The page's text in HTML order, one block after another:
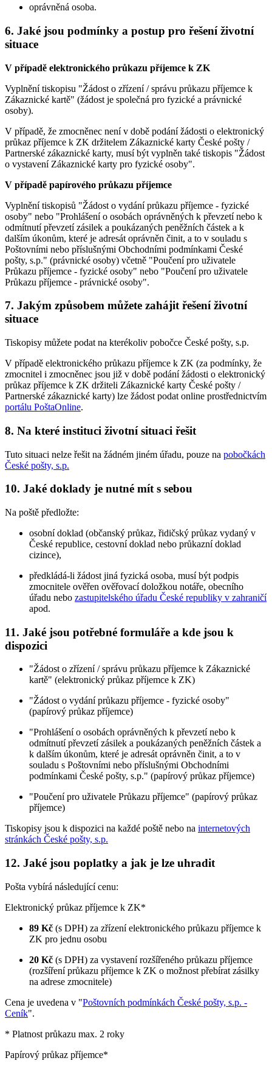
oprávněná osoba.
6. Jaké jsou podmínky a postup pro řešení životní
situace
V případě elektronického průkazu příjemce k ZK
Vyplnění tiskopisu "Žádost o zřízení / správu průkazu příjemce k
Zákaznické kartě" (žádost je společná pro fyzické a právnické
osoby).
V případě, že zmocněnec není v době podání žádosti o elektronický
průkaz příjemce k ZK držitelem Zákaznické karty České pošty /
Partnerské zákaznické karty, musí být vyplněn také tiskopis "Žádost
o vystavení Zákaznické karty pro fyzické osoby".
V případě papírového průkazu příjemce
Vyplnění tiskopisů "Žádost o vydání průkazu příjemce - fyzické
osoby" nebo "Prohlášení o osobách oprávněných k převzetí nebo k
odmítnutí převzetí zásilek a poukázaných peněžních částek a k
dalším úkonům, které je adresát oprávněn činit, a to v souladu s
Poštovními nebo příslušnými Obchodními podmínkami České
pošty, s.p." (právnické osoby) včetně "Poučení pro uživatele
Průkazu příjemce - fyzické osoby" nebo "Poučení pro uživatele
Průkazu příjemce - právnické osoby".
7. Jakým způsobem můžete zahájit řešení životní
situace
Tiskopisy můžete podat na kterékoliv pobočce České pošty, s.p.
V případě elektronického průkazu příjemce k ZK (za podmínky, že
zmocnitel i zmocněnec jsou již v době podání žádosti o elektronický
průkaz příjemce k ZK držiteli Zákaznické karty České pošty /
Partnerské zákaznické karty) lze žádost podat online prostřednictvím
portálu PoštaOnline.
8. Na které instituci životní situaci řešit
Tuto situaci nelze řešit na žádném jiném úřadu, pouze na pobočkách
České pošty, s.p.
10. Jaké doklady je nutné mít s sebou
Na poště předložte:
osobní doklad (občanský průkaz, řidičský průkaz vydaný v
České republice, cestovní doklad nebo průkazní doklad
cizince),
předkládá-li žádost jiná fyzická osoba, musí být podpis
zmocnitele ověřen ověřovací doložkou notáře, obecního
úřadu nebo zastupitelského úřadu České republiky v zahraničí
apod.
11. Jaké jsou potřebné formuláře a kde jsou k
dispozici
"Žádost o zřízení / správu průkazu příjemce k Zákaznické
kartě" (elektronický průkaz příjemce k ZK)
"Žádost o vydání průkazu příjemce - fyzické osoby"
(papírový průkaz příjemce)
"Prohlášení o osobách oprávněných k převzetí nebo k
odmítnutí převzetí zásilek a poukázaných peněžních částek a
k dalším úkonům, které je adresát oprávněn činit, a to v
souladu s Poštovními nebo příslušnými Obchodními
podmínkami České pošty, s.p." (papírový průkaz příjemce)
"Poučení pro uživatele Průkazu příjemce" (papírový průkaz
příjemce)
Tiskopisy jsou k dispozici na každé poště nebo na internetových
stránkách České pošty, s.p.
12. Jaké jsou poplatky a jak je lze uhradit
Pošta vybírá následující cenu:
Elektronický průkaz příjemce k ZK*
89 Kč (s DPH) za zřízení elektronického průkazu příjemce k
ZK pro jednu osobu
20 Kč (s DPH) za vystavení rozšířeného průkazu příjemce
(rozšíření průkazu příjemce k ZK o možnost přebírat zásilky
na adrese zmocnitele)
Cena je uvedena v "Poštovních podmínkách České pošty, s.p. -
Ceník".
* Platnost průkazu max. 2 roky
Papírový průkaz příjemce*